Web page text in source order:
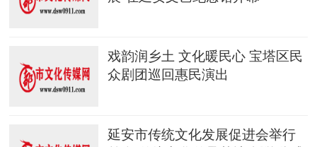
戏韵润乡土 文化暖民心 宝塔区民
众剧团巡回惠民演出
延安市传统文化发展促进会举行